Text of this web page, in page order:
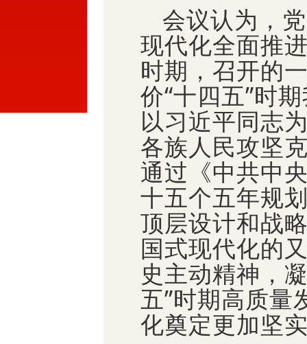
会议认为，
现代化全面推
时期，召开的
价“十四五”时
以习近平同志
各族人民攻坚
通过《中共中
十五个五年规
顶层设计和战
国式现代化的
史主动精神，
五”时期高质量
化奠定更加坚